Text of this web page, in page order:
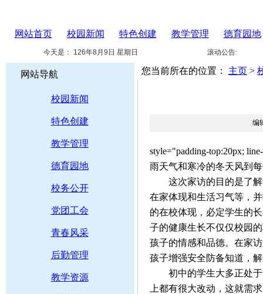
网站首页 校园新闻 特色创建 教学管理 德育园地
今天是： 126年8月9日 星期日 滚动公告:
网站导航
校园新闻
特色创建
教学管理
德育园地
校务公开
党团工会
青春风采
后勤管理
教学资源
您当前所在的位置： 主页 >
编
style="padding-
雨天气和寒冷的冬天风到
这次家访的目的是了解
在家体现和生活习气等，
的在校体现，必定学生的
子的健康生长不仅仅校园
孩子的情感和品德。在家
孩子增强安全防备知道，
初中的学生大多正处于
上都有很大改动，这就需